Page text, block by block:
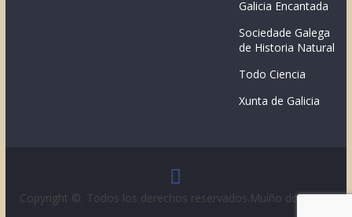
Galicia Encantada
Sociedade Galega
de Historia Natural
Todo Ciencia
Xunta de Galicia